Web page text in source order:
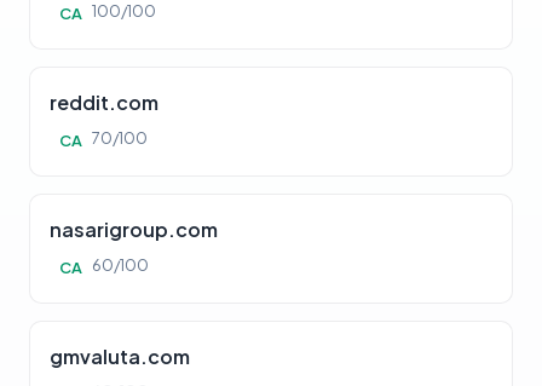
CA 100/100
reddit.com
CA 70/100
nasarigroup.com
CA 60/100
gmvaluta.com